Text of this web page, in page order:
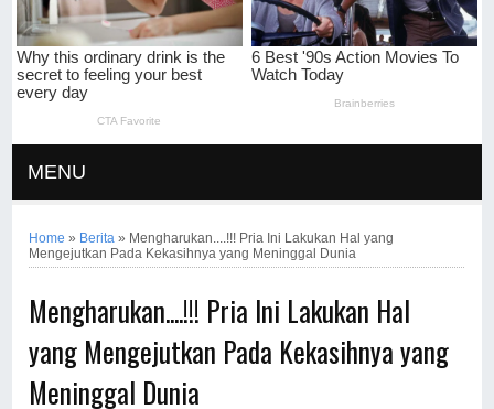
MENU
Home » Berita » Mengharukan....!!! Pria Ini Lakukan Hal yang
Mengejutkan Pada Kekasihnya yang Meninggal Dunia
Mengharukan....!!! Pria Ini Lakukan Hal
yang Mengejutkan Pada Kekasihnya yang
Meninggal Dunia